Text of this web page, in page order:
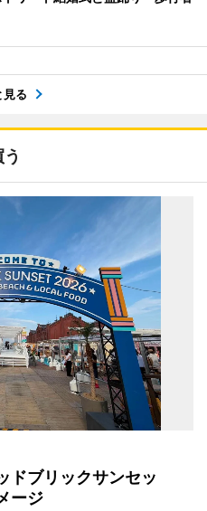
見る
ドブリックサンセッ
ージ